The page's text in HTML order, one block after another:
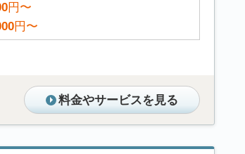
円〜
円〜
料金やサービスを見る